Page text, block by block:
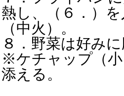
熱し、（６．）
（中火）。
８．野菜は好み
※ケチャップ（
添える。